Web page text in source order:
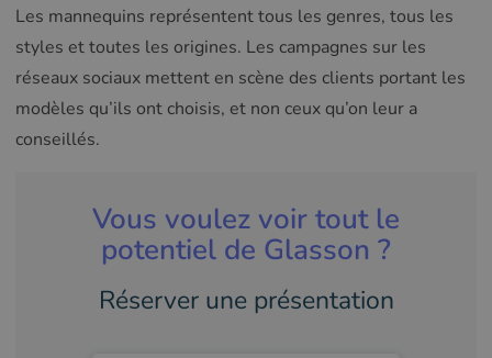
Les mannequins représentent tous les genres, tous les
styles et toutes les origines. Les campagnes sur les
réseaux sociaux mettent en scène des clients portant les
modèles qu’ils ont choisis, et non ceux qu’on leur a
conseillés.
Vous voulez voir tout le
potentiel de Glasson ?
Réserver une présentation